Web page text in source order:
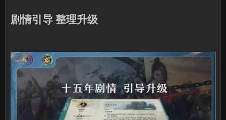
剧情引导 整理升级